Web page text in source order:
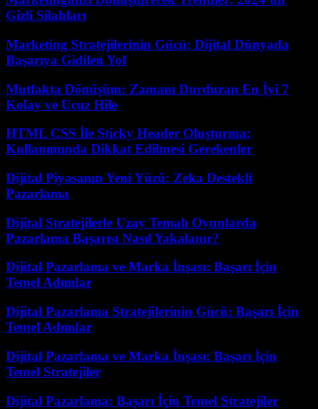
Gizli Silahları
Marketing Stratejilerinin Gücü: Dijital Dünyada
Başarıya Gidilen Yol
Mutfakta Dönüşüm: Zamanı Durduran En İyi 7
Kolay ve Ucuz Hile
HTML CSS İle Sticky Header Oluşturma:
Kullanımında Dikkat Edilmesi Gerekenler
Dijital Piyasanın Yeni Yüzü: Zeka Destekli
Pazarlama
Dijital Stratejilerle Uzay Temalı Oyunlarda
Pazarlama Başarısı Nasıl Yakalanır?
Dijital Pazarlama ve Marka İnşası: Başarı İçin
Temel Adımlar
Dijital Pazarlama Stratejilerinin Gücü: Başarı İçin
Temel Adımlar
Dijital Pazarlama ve Marka İnşası: Başarı İçin
Temel Stratejiler
Dijital Pazarlama: Başarı İçin Temel Stratejiler